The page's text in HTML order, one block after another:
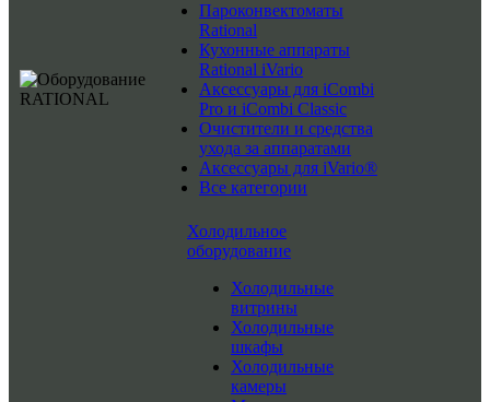
Пароконвектоматы
Rational
Кухонные аппараты
Rational iVario
Аксессуары для iCombi
Pro и iCombi Classic
Очистители и средства
ухода за аппаратами
Аксессуары для iVario®
Все категории
Холодильное
оборудование
Холодильные
витрины
Холодильные
шкафы
Холодильные
камеры